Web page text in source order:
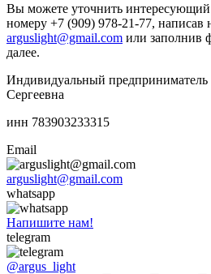
Вы можете уточнить интересующий
номеру +7 (909) 978-21-77, написав
arguslight@gmail.com или заполнив
далее.
Индивидуальный предприниматель
Сергеевна
инн 783903233315
Email
arguslight@gmail.com
whatsapp
Напишите нам!
telegram
@argus_light